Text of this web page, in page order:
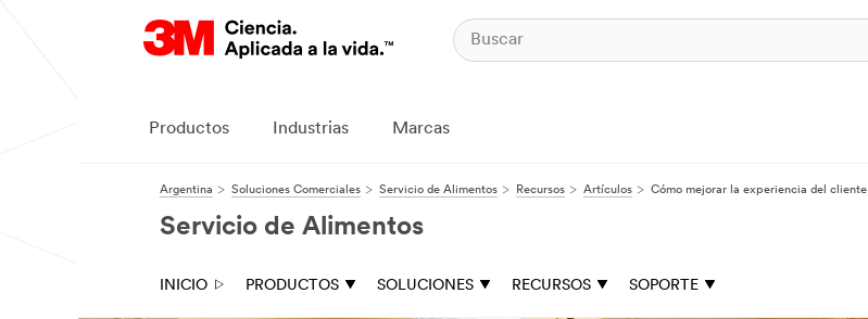
Productos Industrias Marcas
Argentina Soluciones Comerciales Servicio de Alimentos Recursos Artículos Cómo mejorar la experiencia del cliente
Servicio de Alimentos
INICIO PRODUCTOS SOLUCIONES RECURSOS SOPORTE